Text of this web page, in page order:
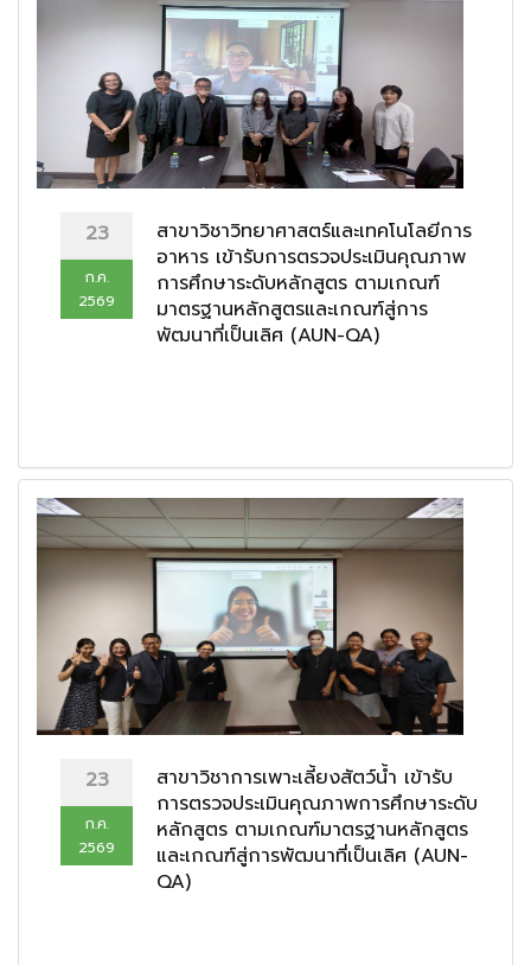
23
ก.ค.
2569
สาขาวิชาวิทยาศาสตร์และเทคโนโลยีการ
อาหาร เข้ารับการตรวจประเมินคุณภาพ
การศึกษาระดับหลักสูตร ตามเกณฑ์
มาตรฐานหลักสูตรและเกณฑ์สู่การ
พัฒนาที่เป็นเลิศ (AUN-QA)
23
ก.ค.
2569
สาขาวิชาการเพาะเลี้ยงสัตว์น้ำ เข้ารับ
การตรวจประเมินคุณภาพการศึกษาระดับ
หลักสูตร ตามเกณฑ์มาตรฐานหลักสูตร
และเกณฑ์สู่การพัฒนาที่เป็นเลิศ (AUN-
QA)